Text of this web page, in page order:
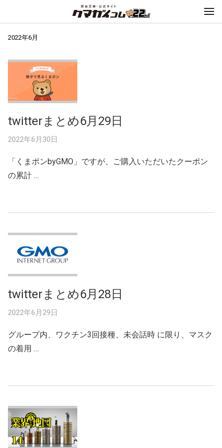
2022年6月
twitterまとめ6月29日
2022年6月30日
「くまポンbyGMO」ですが、ご購入いただいたクーポン
の累計 …
twitterまとめ6月28日
2022年6月29日
グループ内、ワクチン3回接種、未会話時 に限り、マスク
の着用 …